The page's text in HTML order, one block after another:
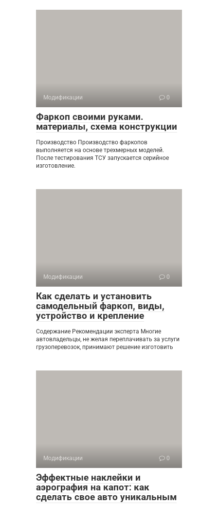
Модификации 0
Фаркоп своими руками.
материалы, схема конструкции
Производство Производство фаркопов
выполняется на основе трехмерных моделей.
После тестирования ТСУ запускается серийное
изготовление.
Модификации 0
Как сделать и установить
самодельный фаркоп, виды,
устройство и крепление
Содержание Рекомендации эксперта Многие
автовладельцы, не желая переплачивать за услуги
грузоперевозок, принимают решение изготовить
Модификации 0
Эффектные наклейки и
аэрография на капот: как
сделать свое авто уникальным